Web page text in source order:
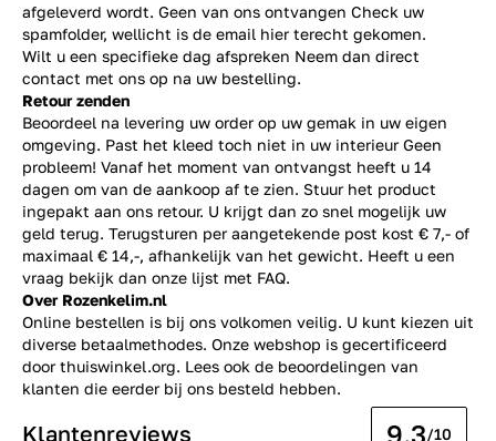
afgeleverd wordt. Geen van ons ontvangen Check uw
spamfolder, wellicht is de email hier terecht gekomen.
Wilt u een specifieke dag afspreken Neem dan direct
contact met ons op na uw bestelling.
Retour zenden
Beoordeel na levering uw order op uw gemak in uw eigen
omgeving. Past het kleed toch niet in uw interieur Geen
probleem! Vanaf het moment van ontvangst heeft u 14
dagen om van de aankoop af te zien. Stuur het product
ingepakt aan ons retour. U krijgt dan zo snel mogelijk uw
geld terug. Terugsturen per aangetekende post kost € 7,- of
maximaal € 14,-, afhankelijk van het gewicht. Heeft u een
vraag bekijk dan onze lijst met FAQ.
Over Rozenkelim.nl
Online bestellen is bij ons volkomen veilig. U kunt kiezen uit
diverse betaalmethodes. Onze webshop is gecertificeerd
door thuiswinkel.org. Lees ook de beoordelingen van
klanten die eerder bij ons besteld hebben.
Klantenreviews 9.3/10